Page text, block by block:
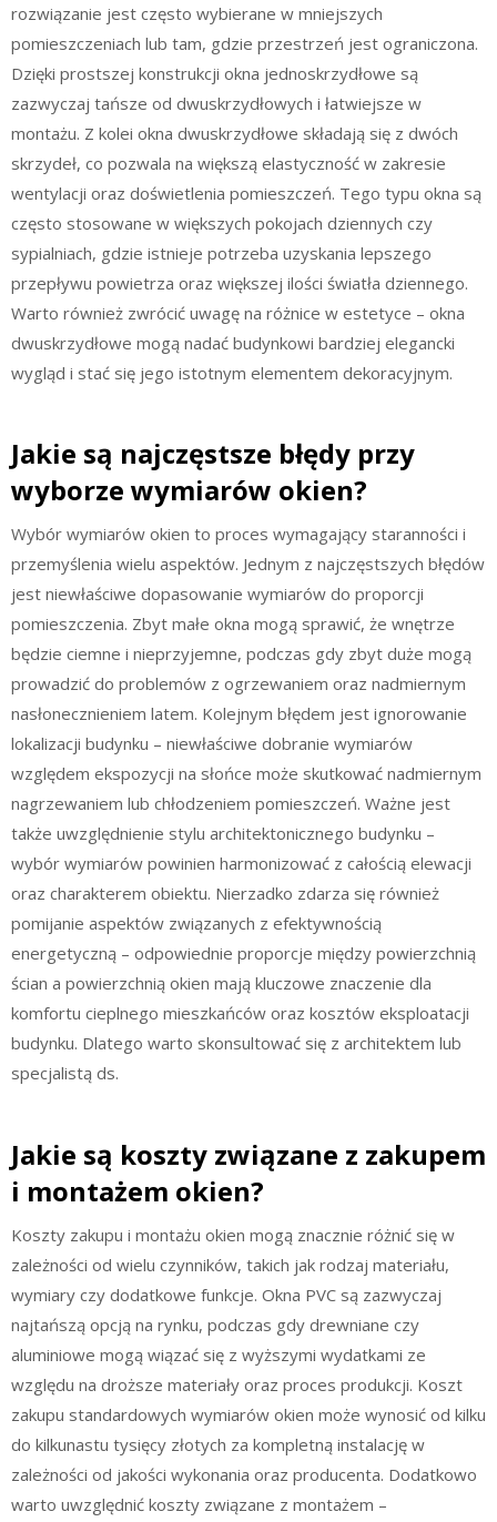
rozwiązanie jest często wybierane w mniejszych
pomieszczeniach lub tam, gdzie przestrzeń jest ograniczona.
Dzięki prostszej konstrukcji okna jednoskrzydłowe są
zazwyczaj tańsze od dwuskrzydłowych i łatwiejsze w
montażu. Z kolei okna dwuskrzydłowe składają się z dwóch
skrzydeł, co pozwala na większą elastyczność w zakresie
wentylacji oraz doświetlenia pomieszczeń. Tego typu okna są
często stosowane w większych pokojach dziennych czy
sypialniach, gdzie istnieje potrzeba uzyskania lepszego
przepływu powietrza oraz większej ilości światła dziennego.
Warto również zwrócić uwagę na różnice w estetyce – okna
dwuskrzydłowe mogą nadać budynkowi bardziej elegancki
wygląd i stać się jego istotnym elementem dekoracyjnym.
Jakie są najczęstsze błędy przy
wyborze wymiarów okien?
Wybór wymiarów okien to proces wymagający staranności i
przemyślenia wielu aspektów. Jednym z najczęstszych błędów
jest niewłaściwe dopasowanie wymiarów do proporcji
pomieszczenia. Zbyt małe okna mogą sprawić, że wnętrze
będzie ciemne i nieprzyjemne, podczas gdy zbyt duże mogą
prowadzić do problemów z ogrzewaniem oraz nadmiernym
nasłonecznieniem latem. Kolejnym błędem jest ignorowanie
lokalizacji budynku – niewłaściwe dobranie wymiarów
względem ekspozycji na słońce może skutkować nadmiernym
nagrzewaniem lub chłodzeniem pomieszczeń. Ważne jest
także uwzględnienie stylu architektonicznego budynku –
wybór wymiarów powinien harmonizować z całością elewacji
oraz charakterem obiektu. Nierzadko zdarza się również
pomijanie aspektów związanych z efektywnością
energetyczną – odpowiednie proporcje między powierzchnią
ścian a powierzchnią okien mają kluczowe znaczenie dla
komfortu cieplnego mieszkańców oraz kosztów eksploatacji
budynku. Dlatego warto skonsultować się z architektem lub
specjalistą ds.
Jakie są koszty związane z zakupem
i montażem okien?
Koszty zakupu i montażu okien mogą znacznie różnić się w
zależności od wielu czynników, takich jak rodzaj materiału,
wymiary czy dodatkowe funkcje. Okna PVC są zazwyczaj
najtańszą opcją na rynku, podczas gdy drewniane czy
aluminiowe mogą wiązać się z wyższymi wydatkami ze
względu na droższe materiały oraz proces produkcji. Koszt
zakupu standardowych wymiarów okien może wynosić od kilku
do kilkunastu tysięcy złotych za kompletną instalację w
zależności od jakości wykonania oraz producenta. Dodatkowo
warto uwzględnić koszty związane z montażem –